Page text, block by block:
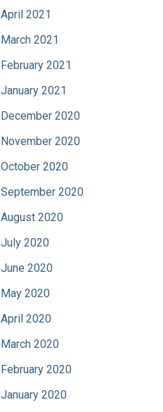
April 2021
March 2021
February 2021
January 2021
December 2020
November 2020
October 2020
September 2020
August 2020
July 2020
June 2020
May 2020
April 2020
March 2020
February 2020
January 2020